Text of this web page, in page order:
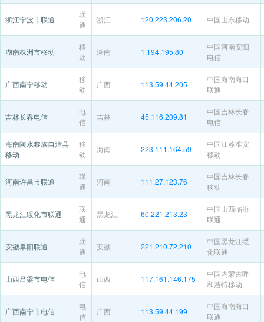
浙江宁波市联通
联
通
浙江 120.223.206.20 中国山东移动
湖南株洲市移动
移
动
湖南 1.194.195.80
中国河南安阳
电信
广西南宁移动
移
动
广西 113.59.44.205
中国海南海口
联通
吉林长春电信
电
信
吉林 45.116.209.81
中国吉林长春
电信
海南陵水黎族自治县
移动
移
动
海南 223.111.164.59
中国江苏淮安
移动
河南许昌市联通
联
通
河南 111.27.123.76
中国吉林长春
移动
黑龙江绥化市联通
联
通
黑龙江 60.221.213.23
中国山西临汾
联通
安徽阜阳联通
联
通
安徽 221.210.72.210
中国黑龙江绥
化联通
山西吕梁市电信
电
信
山西 117.161.146.175
中国内蒙古呼
和浩特移动
广西南宁市电信
电
信
广西 113.59.44.199
中国海南海口
联通